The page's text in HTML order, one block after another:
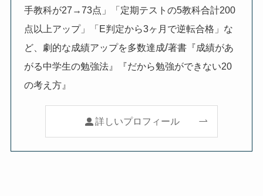
手教科が27→73点」「定期テストの5教科合計200
点以上アップ」「E判定から3ヶ月で逆転合格」な
ど、劇的な成績アップを多数達成/著書『成績があ
がる中学生の勉強法』『だから勉強ができない20
の考え方』
詳しいプロフィール